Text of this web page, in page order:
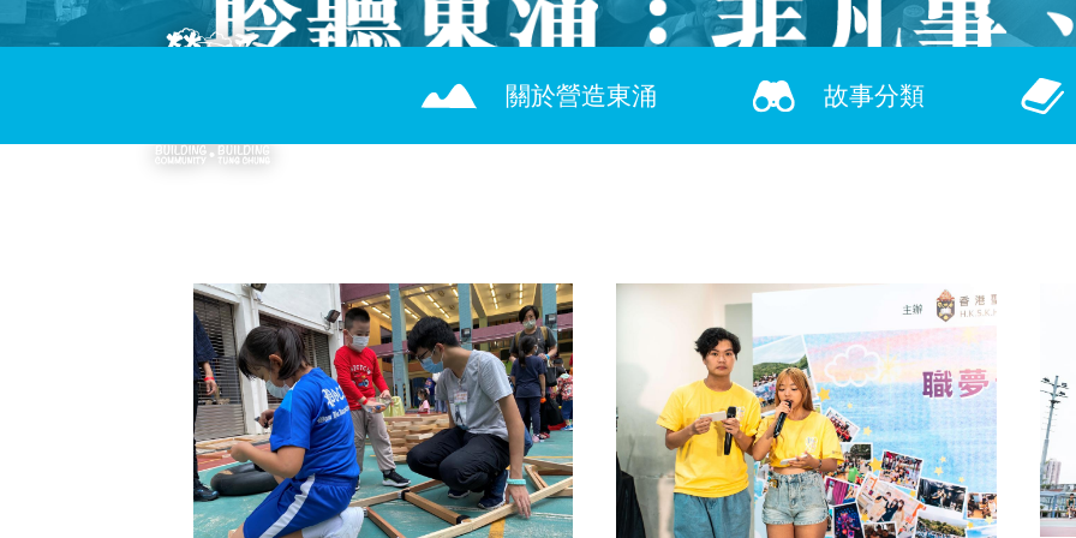
移至主內容 聆聽東涌︰非凡事、在人為
關於營造東涌 故事分類